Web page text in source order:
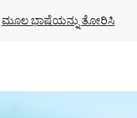
ಮೂಲ ಭಾಷೆಯನ್ನು ತೋರಿಸಿ